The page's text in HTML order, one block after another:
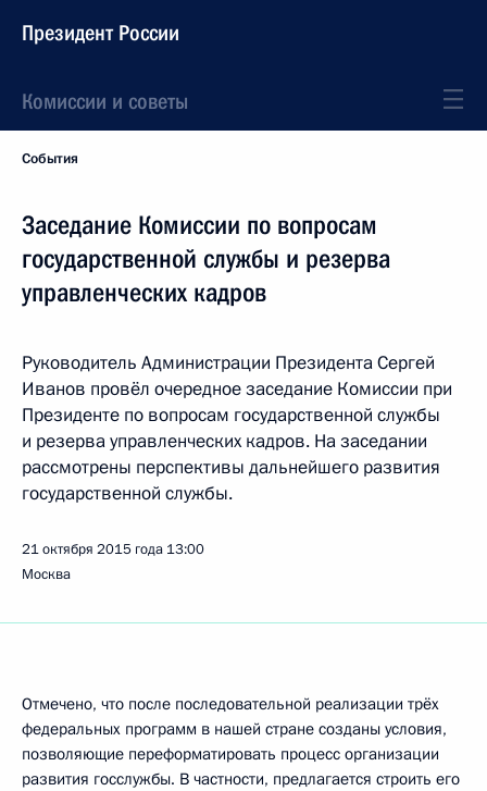
Президент России
Комиссии и советы
События
Заседание Комиссии по вопросам
государственной службы и резерва
управленческих кадров
Руководитель Администрации Президента Сергей
Иванов провёл очередное заседание Комиссии при
Президенте по вопросам государственной службы
и резерва управленческих кадров. На заседании
рассмотрены перспективы дальнейшего развития
государственной службы.
21 октября 2015 года 13:00
Москва
Отмечено, что после последовательной реализации трёх
федеральных программ в нашей стране созданы условия,
позволяющие переформатировать процесс организации
развития госслужбы. В частности, предлагается строить его